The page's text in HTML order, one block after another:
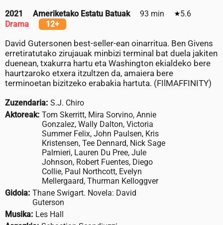
2021 Ameriketako Estatu Batuak 93 min
5.6
Drama
12+
David Gutersonen best-seller-ean oinarritua. Ben Givens
erretiratutako zirujauak minbizi terminal bat duela jakiten
duenean, txakurra hartu eta Washington ekialdeko bere
haurtzaroko etxera itzultzen da, amaiera bere
terminoetan bizitzeko erabakia hartuta. (FIlMAFFINITY)
Zuzendaria: S.J. Chiro
Aktoreak: Tom Skerritt, Mira Sorvino, Annie
Gonzalez, Wally Dalton, Victoria
Summer Felix, John Paulsen, Kris
Kristensen, Tee Dennard, Nick Sage
Palmieri, Lauren Du Pree, Jule
Johnson, Robert Fuentes, Diego
Collie, Paul Northcott, Evelyn
Mellergaard, Thurman Kelloggver
Gidoia: Thane Swigart. Novela: David
Guterson
Musika: Les Hall